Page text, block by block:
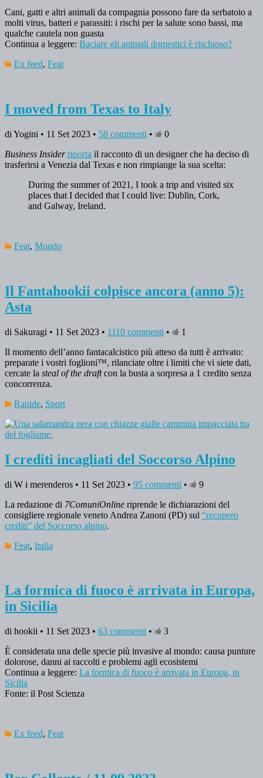
Cani, gatti e altri animali da compagnia possono fare da serbatoio a
molti virus, batteri e parassiti: i rischi per la salute sono bassi, ma
qualche cautela non guasta
Continua a leggere: Baciare gli animali domestici è rischioso?
Ex feed, Feat
I moved from Texas to Italy
di Yogini • 11 Set 2023 • 58 commenti •
0
Business Insiderriporta il racconto di un designer che ha deciso di
trasferirsi a Venezia dal Texas e non rimpiange la sua scelta:
During the summer of 2021, I took a trip and visited six
places that I decided that I could live: Dublin, Cork,
and Galway, Ireland.
Feat, Mondo
Il Fantahookii colpisce ancora (anno 5):
Asta
di Sakuragi • 11 Set 2023 • 1110 commenti •
1
Il momento dell’anno fantacalcistico più atteso da tutti è arrivato:
preparate i vostri foglioni™, rilanciate oltre i limiti che vi siete dati,
cercate la steal of the draftcon la busta a sorpresa a 1 credito senza
concorrenza.
Rapide, Sport
I crediti incagliati del Soccorso Alpino
di W i merenderos • 11 Set 2023 • 95 commenti •
9
La redazione di 7ComuniOnline riprende le dichiarazioni del
consigliere regionale veneto Andrea Zanoni (PD) sul “recupero
crediti” del Soccorso alpino.
Feat, Italia
La formica di fuoco è arrivata in Europa,
in Sicilia
di hookii • 11 Set 2023 • 63 commenti •
3
È considerata una delle specie più invasive al mondo: causa punture
dolorose, danni ai raccolti e problemi agli ecosistemi
Continua a leggere: La formica di fuoco è arrivata in Europa, in
Sicilia
Fonte: il Post Scienza
Ex feed, Feat